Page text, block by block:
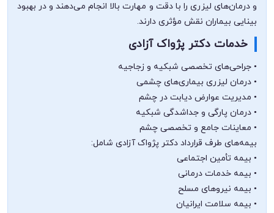
و درمان‌های لیزری را با دقت و مهارت بالا انجام می‌دهند و در بهبود
بینایی بیماران نقش مؤثری دارند.
خدمات دکتر پژواک آزادی
• جراحی‌های تخصصی شبکیه و زجاجیه
• درمان لیزری بیماری‌های چشمی
• مدیریت عوارض دیابت در چشم
• درمان پارگی و جداشدگی شبکیه
• معاینات جامع و تخصصی چشم
بیمه‌های طرف قرارداد دکتر پژواک آزادی شامل:
• بیمه تأمین اجتماعی
• بیمه خدمات درمانی
• بیمه نیروهای مسلح
• بیمه سلامت ایرانیان